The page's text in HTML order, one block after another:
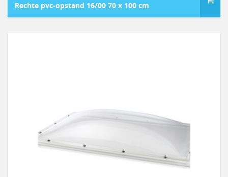
Rechte pvc-opstand 16/00 70 x 100 cm